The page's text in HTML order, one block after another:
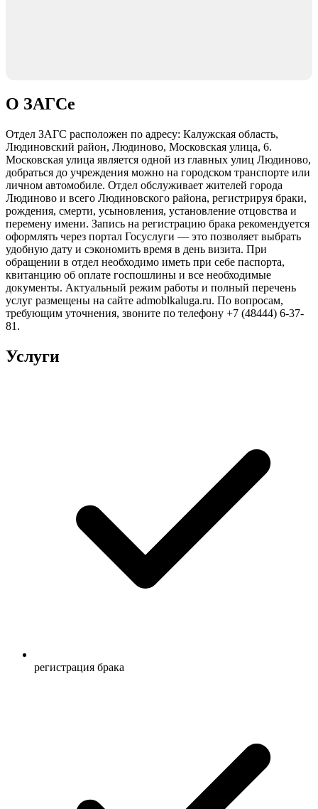
О ЗАГСе
Отдел ЗАГС расположен по адресу: Калужская область,
Людиновский район, Людиново, Московская улица, 6.
Московская улица является одной из главных улиц Людиново,
добраться до учреждения можно на городском транспорте или
личном автомобиле. Отдел обслуживает жителей города
Людиново и всего Людиновского района, регистрируя браки,
рождения, смерти, усыновления, установление отцовства и
перемену имени. Запись на регистрацию брака рекомендуется
оформлять через портал Госуслуги — это позволяет выбрать
удобную дату и сэкономить время в день визита. При
обращении в отдел необходимо иметь при себе паспорта,
квитанцию об оплате госпошлины и все необходимые
документы. Актуальный режим работы и полный перечень
услуг размещены на сайте admoblkaluga.ru. По вопросам,
требующим уточнения, звоните по телефону +7 (48444) 6-37-
81.
Услуги
регистрация брака